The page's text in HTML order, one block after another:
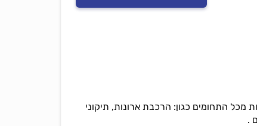
בעל ניסיון של מעלה מ 10בתחום, מבצע מגוון עבודות מכל התחומים כגון: הרכבת ארונות, תיקוני
.